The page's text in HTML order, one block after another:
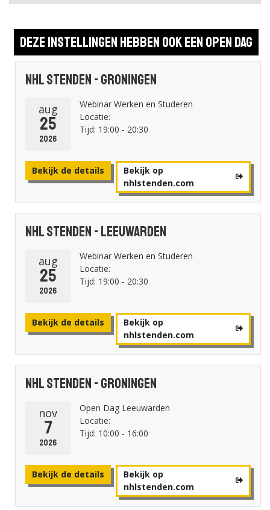
Deze instellingen hebben ook een open dag
NHL Stenden - Groningen
aug
25
2026
Webinar Werken en Studeren
Locatie:
Tijd: 19:00 - 20:30
Bekijk de details
Bekijk op
nhlstenden.com
NHL Stenden - Leeuwarden
aug
25
2026
Webinar Werken en Studeren
Locatie:
Tijd: 19:00 - 20:30
Bekijk de details
Bekijk op
nhlstenden.com
NHL Stenden - Groningen
nov
7
2026
Open Dag Leeuwarden
Locatie:
Tijd: 10:00 - 16:00
Bekijk de details
Bekijk op
nhlstenden.com